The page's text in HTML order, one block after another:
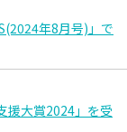
年8月号)」で
援大賞2024」を受